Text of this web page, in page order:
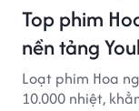
Top phim
nền tảng
Loạt phim Hoa
10.000 nhiệt,